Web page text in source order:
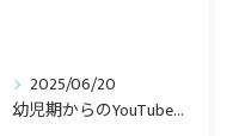
2025/06/20
幼児期からのYouTube視聴、その光と影：自由なアクセスがもたらすもの